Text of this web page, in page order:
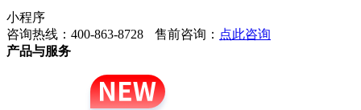
小程序
咨询热线：400-863-8728
售前咨询： 点此咨询
产品与服务